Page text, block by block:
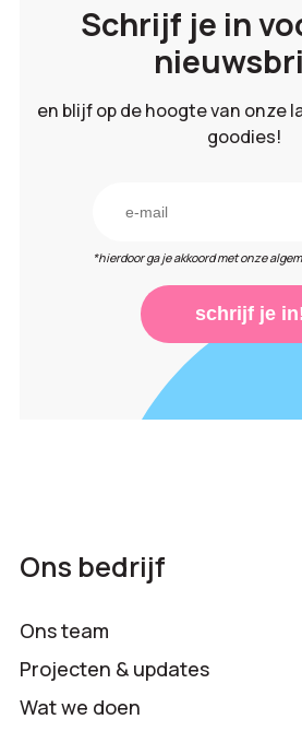
Schrijf je in
en blijf op de hoogte van onze
goodies!
*hierdoor ga je akkoord met onze
schrijf je
Ons bedrijf
Ons team
Projecten & updates
Wat we doen